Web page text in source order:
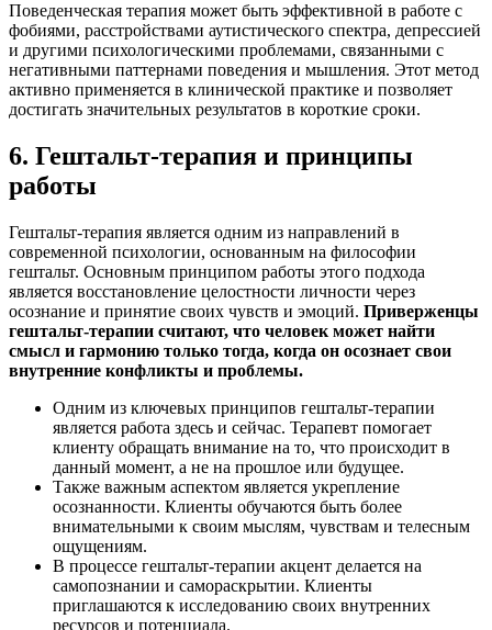
Поведенческая терапия может быть эффективной в работе с
фобиями, расстройствами аутистического спектра, депрессией
и другими психологическими проблемами, связанными с
негативными паттернами поведения и мышления. Этот метод
активно применяется в клинической практике и позволяет
достигать значительных результатов в короткие сроки.
6. Гештальт-терапия и принципы
работы
Гештальт-терапия является одним из направлений в
современной психологии, основанным на философии
гештальт. Основным принципом работы этого подхода
является восстановление целостности личности через
осознание и принятие своих чувств и эмоций. Приверженцы
гештальт-терапии считают, что человек может найти
смысл и гармонию только тогда, когда он осознает свои
внутренние конфликты и проблемы.
Одним из ключевых принципов гештальт-терапии
является работа здесь и сейчас. Терапевт помогает
клиенту обращать внимание на то, что происходит в
данный момент, а не на прошлое или будущее.
Также важным аспектом является укрепление
осознанности. Клиенты обучаются быть более
внимательными к своим мыслям, чувствам и телесным
ощущениям.
В процессе гештальт-терапии акцент делается на
самопознании и самораскрытии. Клиенты
приглашаются к исследованию своих внутренних
ресурсов и потенциала.